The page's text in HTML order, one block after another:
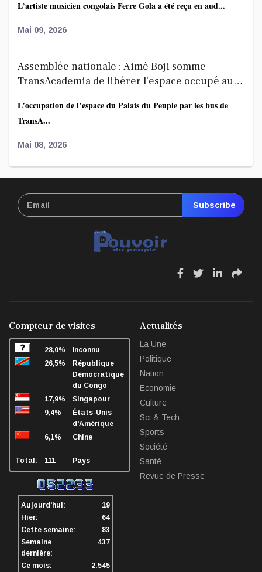
L’artiste musicien congolais Ferre Gola a été reçu en aud...
Mai 09, 2026
Assemblée nationale : Aimé Boji somme
TransAcademia de libérer l’espace occupé au
L’occupation de l’espace du Palais du Peuple par les bus de
TransA...
Mai 08, 2026
Affaire FRIVAO : la société civile salue les
révélations du ministre de la Justice et appelle
à une enquête élargie
Le Centre de recherche en finances publiques et
Subscribe
fa
fa
fa
fa
Compteur de visites
28,0%
Inconnu
26,5%
République
Démocratique
du Congo
17,9%
Singapour
9,4%
États-Unis
d'Amérique
6,1%
Chine
Total: 111 Pays
Aujourd'hui:
19
Hier:
64
Cette semaine:
83
Semaine
dernière:
437
Ce mois: 2.545
Actualités
La Une
Politique
Nation
Economie
Culture
Sci & Tech
Sports
Société
Santé
Revue de Presse